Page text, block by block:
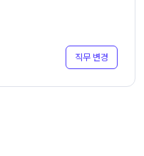
직무 변경